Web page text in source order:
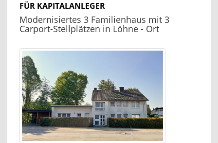
FÜR KAPITALANLEGER
Modernisiertes 3 Familienhaus mit 3
Carport-Stellplätzen in Löhne - Ort